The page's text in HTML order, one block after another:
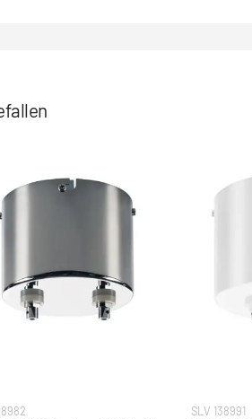
SLV 138991